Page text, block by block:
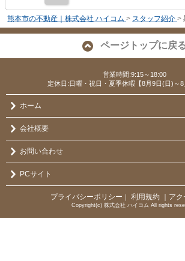
熊本市の不動産｜株式会社 ハイコム > スタッフ紹介 >
ページトップに戻
営業時間:9:15～18:00
定休日:日曜・祝日・夏季休暇【8月9日(日)～8
ホーム
会社概要
お問い合わせ
PCサイト
プライバシーポリシー ｜ 利用規約 ｜ア
Copyright(c) 株式会社 ハイコム All rights